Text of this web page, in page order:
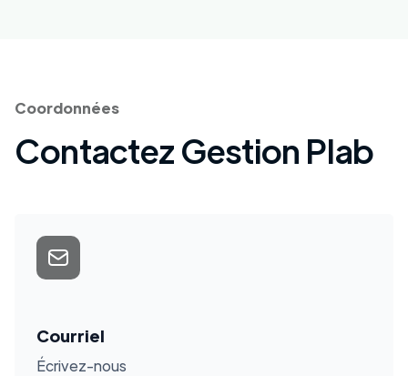
Coordonnées
Contactez Gestion Plab
Courriel
Écrivez-nous